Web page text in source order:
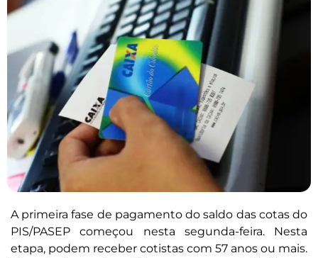
A primeira fase de pagamento do saldo das cotas do
PIS/PASEP começou nesta segunda-feira. Nesta
etapa, podem receber cotistas com 57 anos ou mais.